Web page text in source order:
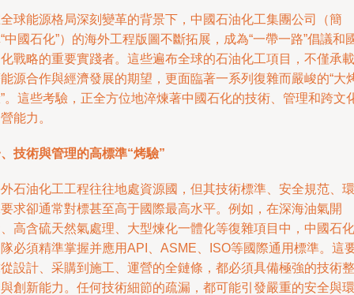
球能源格局深刻變革的背景下，中國石油化工集團公司（簡
中國石化”）的海外工程版圖不斷拓展，成為“一帶一路”倡議和
戰略的重要實踐者。這些遍布全球的石油化工項目，不僅承載
源合作與經濟發展的期望，更面臨著一系列復雜而嚴峻的“大
。這些考驗，正全方位地淬煉著中國石化的技術、管理和跨文
能力。
技術與管理的高標準“烤驗”
石油化工工程往往地處資源國，但其技術標準、安全規范、環
求卻通常對標甚至高于國際最高水平。例如，在深海油氣開
高含硫天然氣處理、大型煉化一體化等復雜項目中，中國石化
必須精準掌握并應用API、ASME、ISO等國際通用標準。這
設計、采購到施工、運營的全鏈條，都必須具備極強的技術整
創新能力。任何技術細節的疏漏，都可能引發嚴重的安全與環